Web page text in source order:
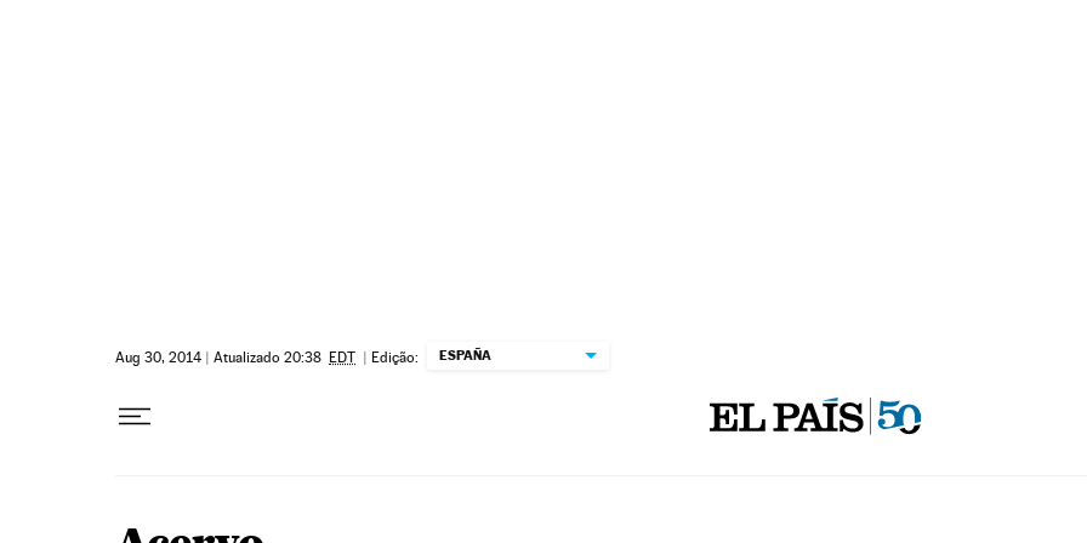
Aug 30, 2014 | Atualizado 20:38 EDT | Edição: ESPAÑA